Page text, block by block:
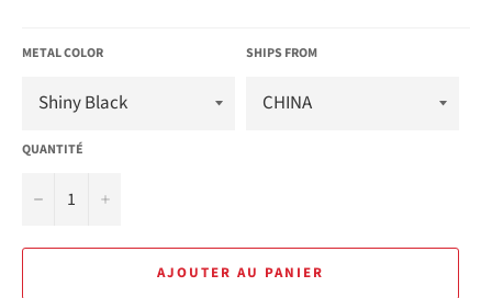
METAL COLOR SHIPS FROM
QUANTITÉ
− +
AJOUTER AU PANIER